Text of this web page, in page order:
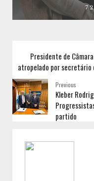
Presidente de
atropelado por secretário
Previous
Kleber
partido